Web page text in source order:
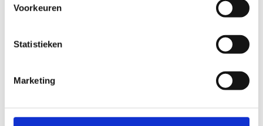
Voorkeuren
Statistieken
Marketing